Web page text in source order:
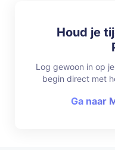
Houd je
Log gewoon in op
begin direct met
Ga naar